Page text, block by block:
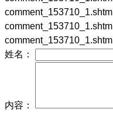
comment_153710_1.shtml
comment_153710_1.shtml
comment_153710_1.shtml
姓名：
内容：